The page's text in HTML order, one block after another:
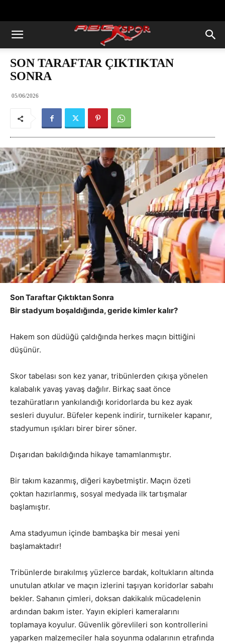
SON TARAFTAR ÇIKTIKTAN
SONRA
05/06/2026
Son Taraftar Çıktıktan Sonra
Bir stadyum boşaldığında, geride kimler kalır?
Hakem son düdüğü çaldığında herkes maçın bittiğini
düşünür.
Skor tabelası son kez yanar, tribünlerden çıkışa yönelen
kalabalık yavaş yavaş dağılır. Birkaç saat önce
tezahüratların yankılandığı koridorlarda bu kez ayak
sesleri duyulur. Büfeler kepenk indirir, turnikeler kapanır,
stadyumun ışıkları birer birer söner.
Dışarıdan bakıldığında hikaye tamamlanmıştır.
Bir takım kazanmış, diğeri kaybetmiştir. Maçın özeti
çoktan hazırlanmış, sosyal medyada ilk tartışmalar
başlamıştır.
Ama stadyumun içinde bambaşka bir mesai yeni
başlamaktadır!
Tribünlerde bırakılmış yüzlerce bardak, koltukların altında
unutulan atkılar ve maçın izlerini taşıyan koridorlar sabahı
bekler. Sahanın çimleri, doksan dakikalık mücadelenin
ardından bakım ister. Yayın ekipleri kameralarını
toplamaya koyulur. Güvenlik görevlileri son kontrollerini
yaparken malzemeciler hala soyunma odalarının etrafında